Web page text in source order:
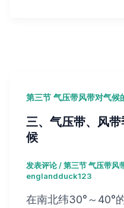
第三节 气压带风带对气候
三、气压带、风
候
发表评论/第三节 气压带风
englandduck123
在南北纬30°～40°